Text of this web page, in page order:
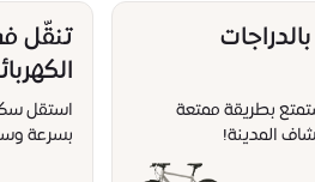
بطريقة ممتعة
المدينة!
تنقّل
استقل
بسرعة